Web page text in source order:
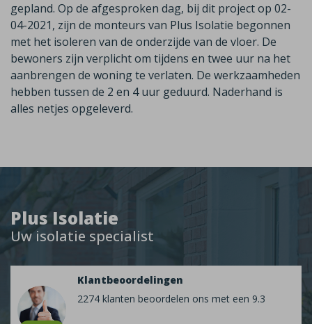
Plus Isolatie
Uw isolatie specialist
Klantbeoordelingen
2274 klanten beoordelen ons met een 9.3
gepland. Op de afgesproken dag, bij dit project op 02-
04-2021, zijn de monteurs van Plus Isolatie begonnen
met het isoleren van de onderzijde van de vloer. De
bewoners zijn verplicht om tijdens en twee uur na het
aanbrengen de woning te verlaten. De werkzaamheden
hebben tussen de 2 en 4 uur geduurd. Naderhand is
alles netjes opgeleverd.